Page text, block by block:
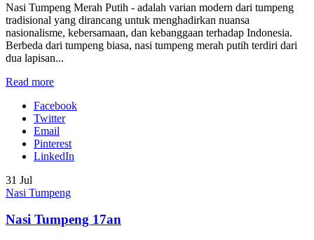
Nasi Tumpeng Merah Putih - adalah varian modern dari tumpeng
tradisional yang dirancang untuk menghadirkan nuansa
nasionalisme, kebersamaan, dan kebanggaan terhadap Indonesia.
Berbeda dari tumpeng biasa, nasi tumpeng merah putih terdiri dari
dua lapisan...
Read more
Facebook
Twitter
Email
Pinterest
LinkedIn
31 Jul
Nasi Tumpeng
Nasi Tumpeng 17an